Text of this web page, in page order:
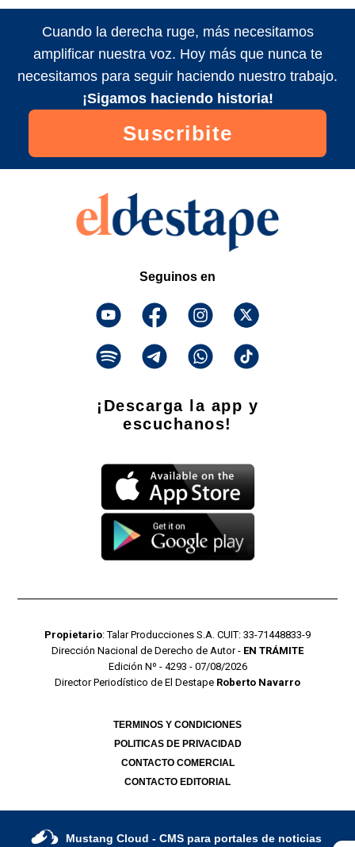
Cuando la derecha ruge, más necesitamos
amplificar nuestra voz. Hoy más que nunca te
necesitamos para seguir haciendo nuestro trabajo.
¡Sigamos haciendo historia!
Suscribite
Seguinos en
¡Descarga la app y
escuchanos!
Propietario: Talar Producciones S.A. CUIT: 33-71448833-9
Dirección Nacional de Derecho de Autor - EN TRÁMITE
Edición Nº - 4293 - 07/08/2026
Director Periodístico de El Destape Roberto Navarro
TERMINOS Y CONDICIONES
POLITICAS DE PRIVACIDAD
CONTACTO COMERCIAL
CONTACTO EDITORIAL
Mustang Cloud - CMS para portales de noticias